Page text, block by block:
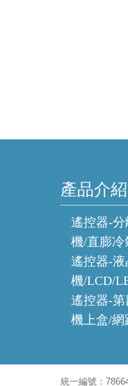
產品介紹
遙控器-
機/直膨冷
遙控器-
機/LCD/
遙控器-
機上盒/網
統一編號：